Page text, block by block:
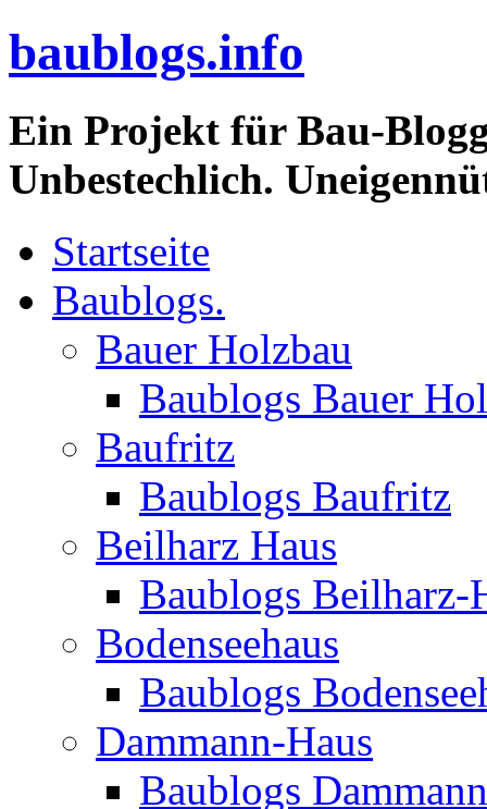
baublogs.info
Ein Projekt für Bau-
Unbestechlich.
Startseite
Baublogs.
Bauer Holzbau
Baublogs Bauer
Baufritz
Baublogs Baufritz
Beilharz Haus
Baublogs Beilharz-
Bodenseehaus
Baublogs
Dammann-Haus
Baublogs